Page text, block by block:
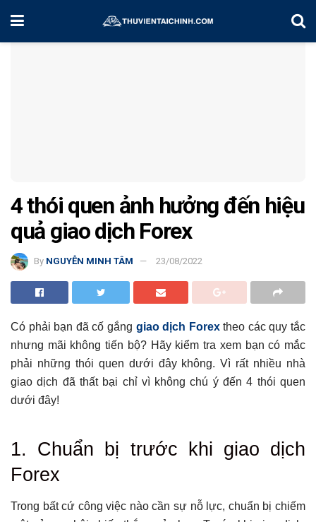
Home Kinh Nghiệm Đầu Tư
4 thói quen ảnh hưởng đến hiệu
quả giao dịch Forex
By NGUYỄN MINH TÂM 23/08/2022
Có phải bạn đã cố gắng giao dịch Forextheo các quy tắc
nhưng mãi không tiến bộ? Hãy kiểm tra xem bạn có mắc
phải những thói quen dưới đây không. Vì rất nhiều nhà
giao dịch đã thất bại chỉ vì không chú ý đến 4 thói quen
dưới đây!
Tổng hợp bài viết
1. Chuẩn bị trước khi giao dịch Forex
2. Đừng bao giờ mạo hiểm nhiều hơn mức bạn có thể mất
3. Quên đi các giao dịch trước đây
1. Chuẩn bị trước khi giao dịch
Forex
Trong bất cứ công việc nào cần sự nỗ lực, chuẩn bị chiếm